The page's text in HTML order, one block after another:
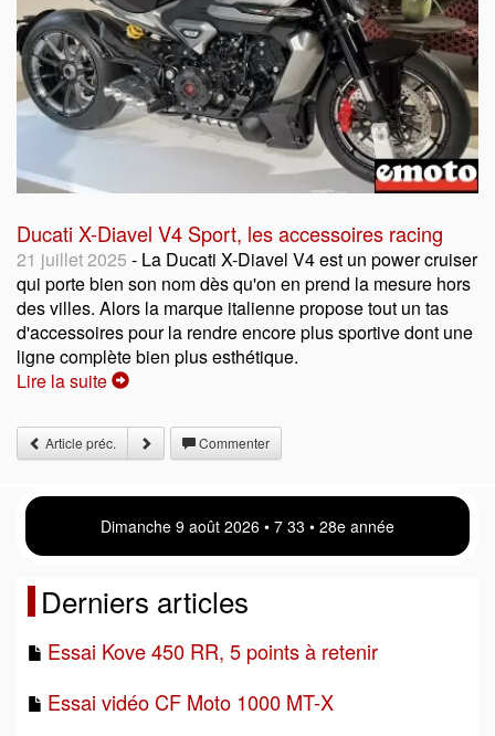
Ducati X-Diavel V4 Sport, les accessoires racing
21 juillet 2025 - La Ducati X-Diavel V4 est un power cruiser
qui porte bien son nom dès qu'on en prend la mesure hors
des villes. Alors la marque italienne propose tout un tas
d'accessoires pour la rendre encore plus sportive dont une
ligne complète bien plus esthétique.
Lire la suite
Article préc. Commenter
Dimanche 9 août 2026 • 7 33 • 28e année
Derniers articles
Essai Kove 450 RR, 5 points à retenir
Essai vidéo CF Moto 1000 MT-X